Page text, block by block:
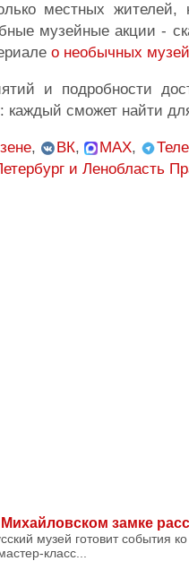
местных
музейные акции -
о необычных
и подробности
каждый сможет найти
, ВК, MAX,
и Ленобласть
замке
музей готовит события
класс...